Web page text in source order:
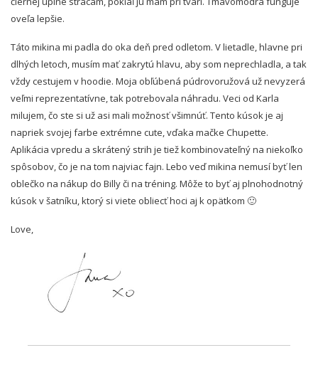
oveľa lepšie.
Táto mikina mi padla do oka deň pred odletom. V lietadle, hlavne pri
dlhých letoch, musím mať zakrytú hlavu, aby som neprechladla, a tak
vždy cestujem v hoodie. Moja obľúbená púdrovoružová už nevyzerá
veľmi reprezentatívne, tak potrebovala náhradu. Veci od Karla
milujem, čo ste si už asi mali možnosť všimnúť. Tento kúsok je aj
napriek svojej farbe extrémne cute, vďaka mačke Chupette.
Aplikácia vpredu a skrátený strih je tiež kombinovateľný na niekoľko
spôsobov, čo je na tom najviac fajn. Lebo veď mikina nemusí byť len
oblečko na nákup do Billy či na tréning. Môže to byť aj plnohodnotný
kúsok v šatníku, ktorý si viete obliecť hoci aj k opätkom 🙂
Love,